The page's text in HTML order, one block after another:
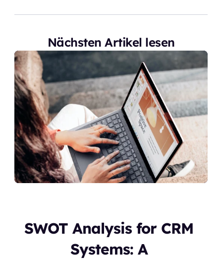
Nächsten Artikel lesen
SWOT Analysis for CRM
Systems: A